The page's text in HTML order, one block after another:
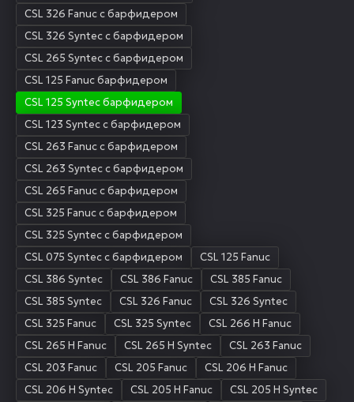
CSL 326 Fanuc с барфидером
CSL 326 Syntec с барфидером
CSL 265 Syntec с барфидером
CSL 125 Fanuc барфидером
CSL 125 Synteс барфидером
CSL 123 Syntec с барфидером
CSL 263 Fanuc с барфидером
CSL 263 Syntec с барфидером
CSL 265 Fanuc с барфидером
CSL 325 Fanuc с барфидером
CSL 325 Syntec с барфидером
CSL 075 Syntec с барфидером
CSL 125 Fanuc
CSL 386 Syntec
CSL 386 Fanuc
CSL 385 Fanuc
CSL 385 Syntec
CSL 326 Fanuc
CSL 326 Syntec
CSL 325 Fanuc
CSL 325 Syntec
CSL 266 H Fanuc
CSL 265 H Fanuc
CSL 265 H Syntec
CSL 263 Fanuc
CSL 203 Fanuc
CSL 205 Fanuc
CSL 206 H Fanuc
CSL 206 H Syntec
CSL 205 H Fanuc
CSL 205 H Syntec